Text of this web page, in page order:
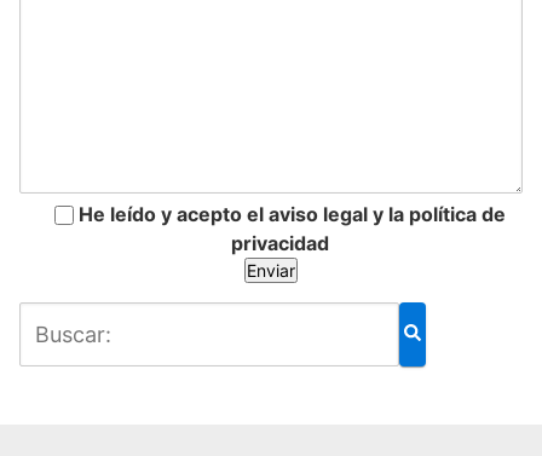
He leído y acepto el aviso legal y la política de
privacidad